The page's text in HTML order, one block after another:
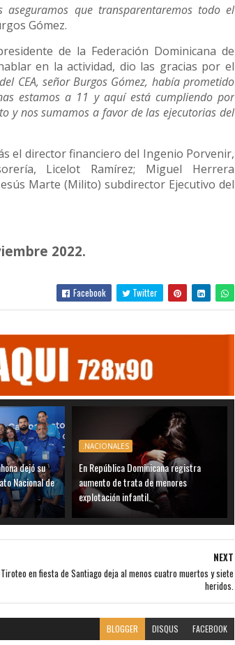
que transparentaremos todo el
Gómez.
de la Federación Dominicana de
en la actividad, dio las gracias por el
CEA, señor Burgos Gómez, había prometido
estamos a 11 y aquí está cumpliendo por
y nos sumamos a favor de las ejecutorias del
el director financiero del Ingenio Porvenir,
Licelot Ramírez; Miguel Herrera
Marte (Milito) subdirector Ejecutivo del
2022.
Facebook Twitter
dejó su
Nacional de
.NACIONALES
En República Dominicana registra
aumento de trata de menores
explotación infantil.
NEXT
Tiroteo en fiesta de Santiago deja al menos cuatro muertos y siete
heridos.
BLOGGER DISQUS FACEBOOK